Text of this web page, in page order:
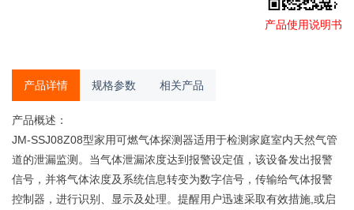
产品使用说明书
产品详情 规格参数 相关产品
产品概述：
JM-SSJ08Z08型家用可燃气体探测器适用于检测家庭室内天然气管
道的泄漏监测。当气体泄漏浓度达到报警设定值，该设备发出报警
信号，并将气体浓度及系统信息转变为数字信号，传输给气体报警
控制器，进行识别、显示及处理。提醒用户迅速采取有效措施,或启